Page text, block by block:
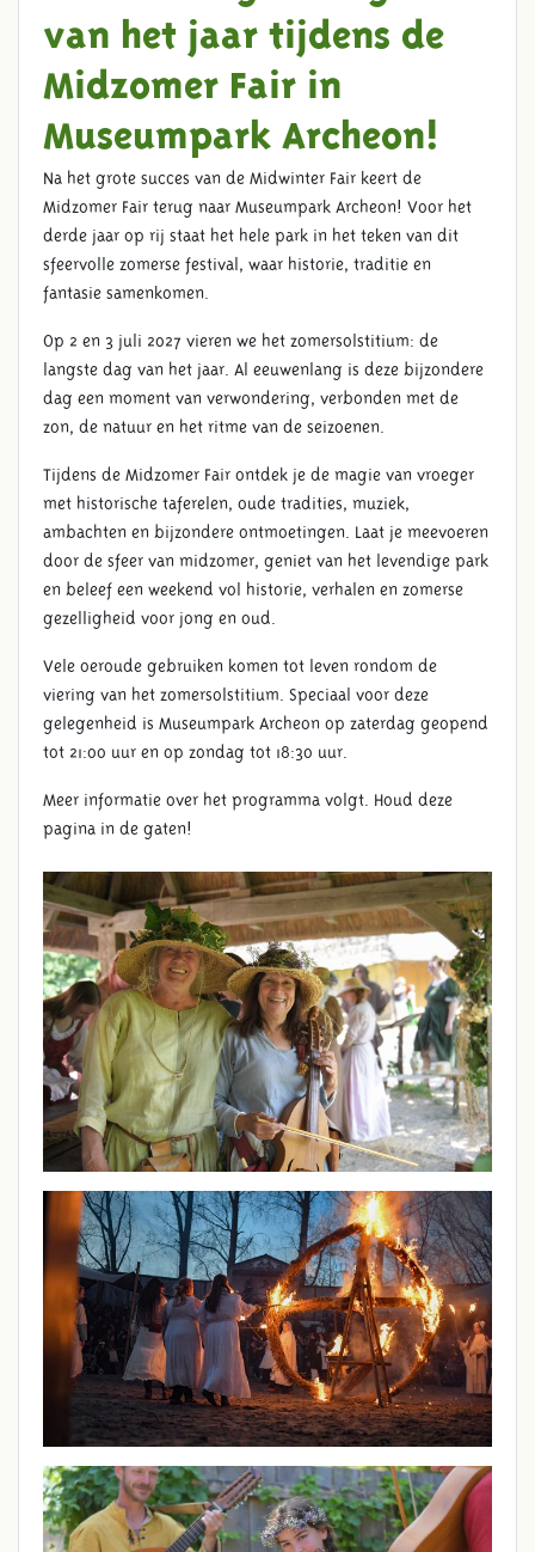
van het jaar tijdens de
Midzomer Fair in
Museumpark Archeon!
Na het grote succes van de Midwinter Fair keert de
Midzomer Fair terug naar Museumpark Archeon! Voor het
derde jaar op rij staat het hele park in het teken van dit
sfeervolle zomerse festival, waar historie, traditie en
fantasie samenkomen.
Op 2 en 3 juli 2027 vieren we het zomersolstitium: de
langste dag van het jaar. Al eeuwenlang is deze bijzondere
dag een moment van verwondering, verbonden met de
zon, de natuur en het ritme van de seizoenen.
Tijdens de Midzomer Fair ontdek je de magie van vroeger
met historische taferelen, oude tradities, muziek,
ambachten en bijzondere ontmoetingen. Laat je meevoeren
door de sfeer van midzomer, geniet van het levendige park
en beleef een weekend vol historie, verhalen en zomerse
gezelligheid voor jong en oud.
Vele oeroude gebruiken komen tot leven rondom de
viering van het zomersolstitium. Speciaal voor deze
gelegenheid is Museumpark Archeon op zaterdag geopend
tot 21:00 uur en op zondag tot 18:30 uur.
Meer informatie over het programma volgt. Houd deze
pagina in de gaten!